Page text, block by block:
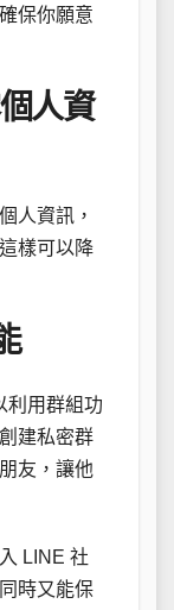
保你願意
人資
人資訊，
樣可以降
利用群組功
建私密群
友，讓他
LINE 社
時又能保